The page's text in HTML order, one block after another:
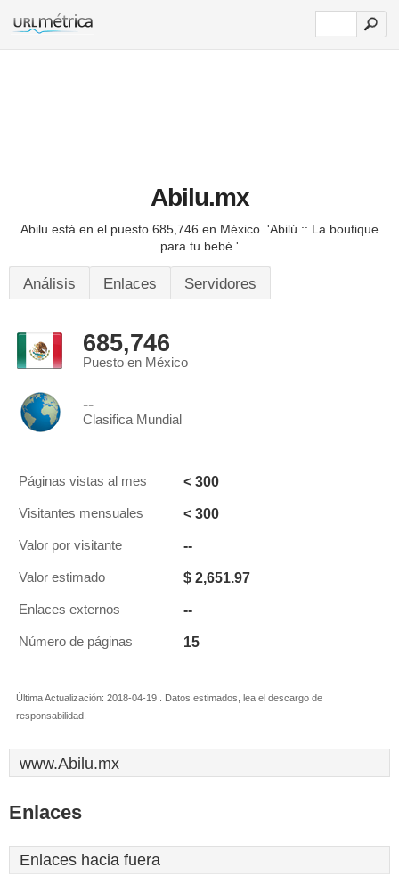
Abilu.mx
Abilu está en el puesto 685,746 en México. 'Abilú :: La boutique
para tu bebé.'
Análisis Enlaces Servidores
685,746
Puesto en México
--
Clasifica Mundial
Páginas vistas al mes < 300
Visitantes mensuales < 300
Valor por visitante --
Valor estimado $ 2,651.97
Enlaces externos --
Número de páginas 15
Última Actualización: 2018-04-19 . Datos estimados, lea el descargo de
responsabilidad.
www.Abilu.mx
Enlaces
Enlaces hacia fuera